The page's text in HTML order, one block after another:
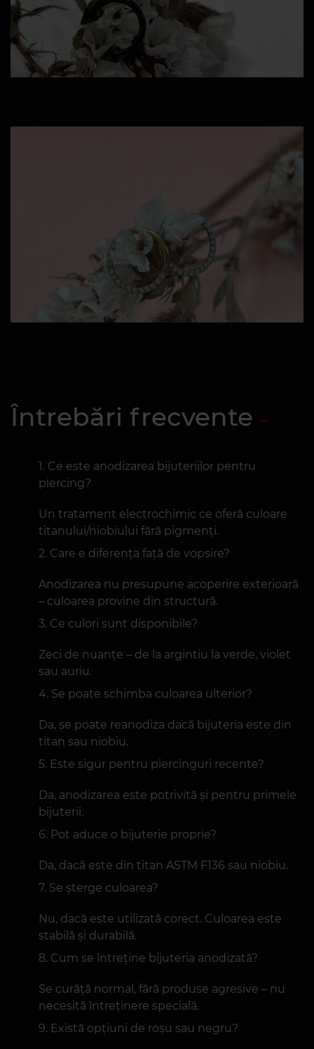
Întrebări frecvente
Ce este anodizarea bijuteriilor pentru
piercing?
Un tratament electrochimic ce oferă culoare
titanului/niobiului fără pigmenți.
Care e diferența față de vopsire?
Anodizarea nu presupune acoperire exterioară
– culoarea provine din structură.
Ce culori sunt disponibile?
Zeci de nuanțe – de la argintiu la verde, violet
sau auriu.
Se poate schimba culoarea ulterior?
Da, se poate reanodiza dacă bijuteria este din
titan sau niobiu.
Este sigur pentru piercinguri recente?
Da, anodizarea este potrivită și pentru primele
bijuterii.
Pot aduce o bijuterie proprie?
Da, dacă este din titan ASTM F136 sau niobiu.
Se șterge culoarea?
Nu, dacă este utilizată corect. Culoarea este
stabilă și durabilă.
Cum se întreține bijuteria anodizată?
Se curăță normal, fără produse agresive – nu
necesită întreținere specială.
Există opțiuni de roșu sau negru?